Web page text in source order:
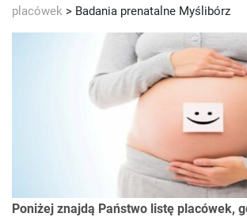
placówek > Badania prenatalne Myślibórz
Poniżej znajdą Państwo listę placówek,